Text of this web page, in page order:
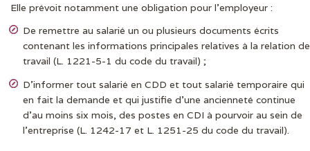
Elle prévoit notamment une obligation pour l’employeur :
De remettre au salarié un ou plusieurs documents écrits
contenant les informations principales relatives à la relation de
travail (L. 1221-5-1 du code du travail) ;
D’informer tout salarié en CDD et tout salarié temporaire qui
en fait la demande et qui justifie d’une ancienneté continue
d’au moins six mois, des postes en CDI à pourvoir au sein de
l’entreprise (L. 1242-17 et L. 1251-25 du code du travail).